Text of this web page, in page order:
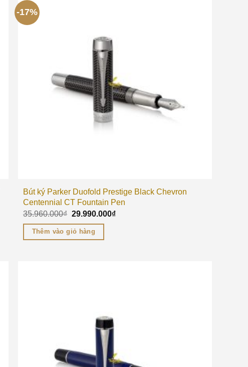
-17%
Bút ký Parker Duofold Prestige Black Chevron
Centennial CT Fountain Pen
35.960.000₫ 29.990.000₫
Thêm vào giỏ hàng